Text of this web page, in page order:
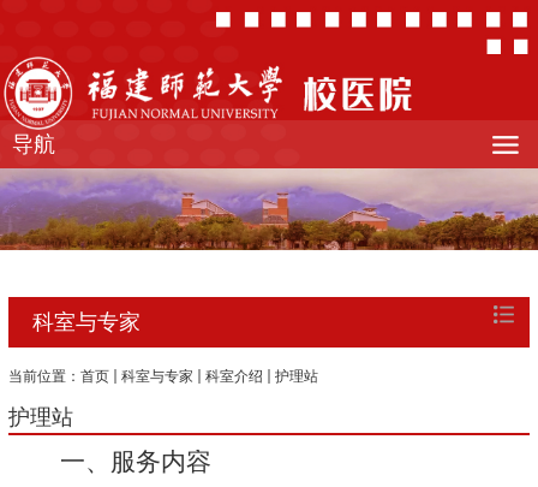
导航
科室与专家
当前位置： 首页 科室与专家 科室介绍 护理站
护理站
一、服务内容